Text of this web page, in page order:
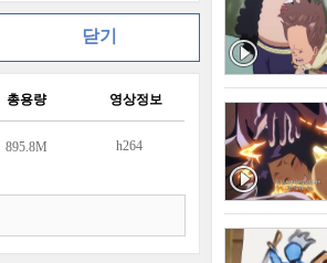
닫기
총용량 영상정보
895.8M h264